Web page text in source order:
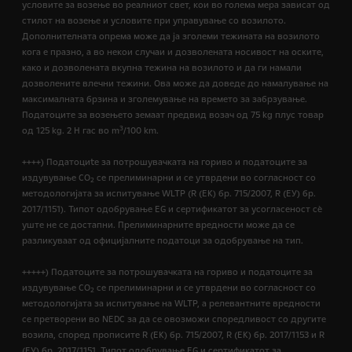
условите за возење во реалниот свет, кои во голема мера зависат од
стилот на возење и условите при управување со возилото.
Дополнителната опрема може да ја зголеми тежината на возилото
кога е празно, а во некои случаи и дозволената носивост на оските,
како и дозволената вкупна тежина на возилото и да ги намали
дозволените влечни тежини. Ова може да доведе до намалување на
максималната брзина и зголемување на времето за забрзување.
Податоците за возењето земаат предвид возач од 75 kg плус товар
од 125 kg. 2 H гас во m3/100 km.
++++) Податоциte за потрошувачката на гориво и податоците за
издувување CO2 се прелиминарни и се утврдени во согласност со
методологијата за испитување WLTP (R (EК) бр. 715/2007, R (ЕУ) бр.
2017/1151). Типот одобрување EG и сертификатот за усогласеност сѐ
уште не се достапни. Прелиминарните вредности може да се
разликуваат од официјалните податоци за одобрување на тип.
+++++) Податоците за потрошувачката на гориво и податоците за
издувување CO2 се прелиминарни и се утврдени во согласност со
методологијата за испитување на WLTP, а релевантните вредности
се претворени во NEDC за да се овозможи споредливост со другите
возила, според прописите R (EК) бр. 715/2007, R (ЕК) бр. 2017/1153 и R